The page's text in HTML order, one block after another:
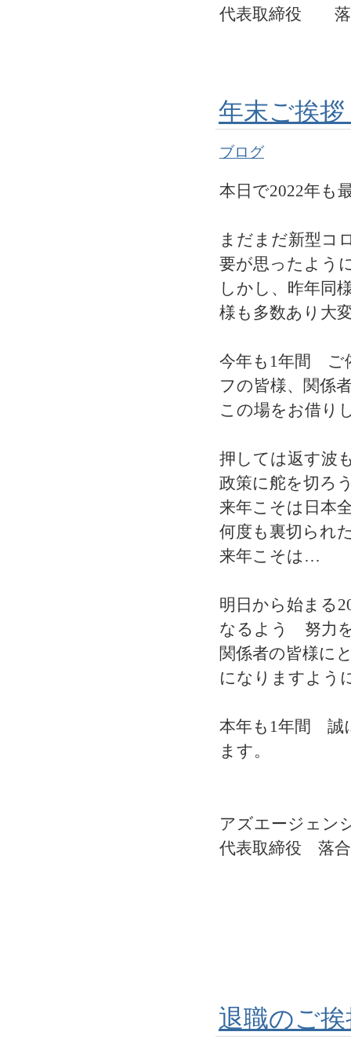
代表取締役
年末ご挨
ブログ
本日で2022年も
まだまだ新型コ
要が思ったよう
しかし、昨年同
様も多数あり大
今年も1年間 ご
フの皆様、関係
この場をお借り
押しては返す波
政策に舵を切ろ
来年こそは日本
何度も裏切ら
来年こそは…
明日から始まる
なるよう 努力
関係者の皆様に
になりますよう
本年も1年間 誠
ます。
アズエージェン
代表取締役 落
退職のご挨